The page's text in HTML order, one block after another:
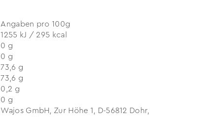
Angaben pro 100g
1255 kJ / 295 kcal
0 g
0 g
73,6 g
73,6 g
0,2 g
0 g
Wajos GmbH, Zur Höhe 1, D-56812 Dohr,